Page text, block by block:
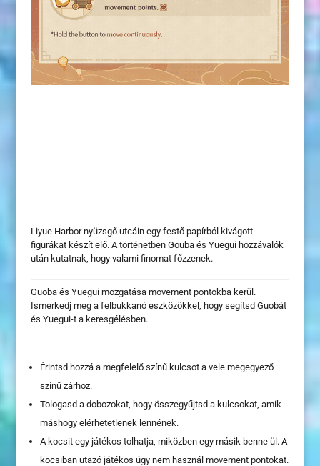
Liyue Harbor nyüzsgő utcáin egy festő papírból kivágott
figurákat készít elő. A történetben Gouba és Yuegui hozzávalók
után kutatnak, hogy valami finomat főzzenek.
Guoba és Yuegui mozgatása movement pontokba kerül.
Ismerkedj meg a felbukkanó eszközökkel, hogy segítsd Guobát
és Yuegui-t a keresgélésben.
Érintsd hozzá a megfelelő színű kulcsot a vele megegyező
színű zárhoz.
Tologasd a dobozokat, hogy összegyűjtsd a kulcsokat, amik
máshogy elérhetetlenek lennének.
A kocsit egy játékos tolhatja, miközben egy másik benne ül. A
kocsiban utazó játékos úgy nem használ movement pontokat.